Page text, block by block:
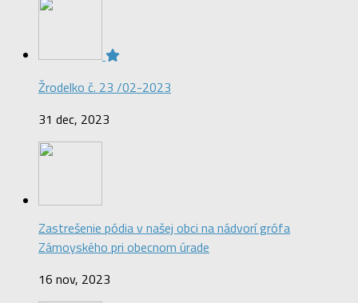
Žrodelko č. 23 /02-2023
31 dec, 2023
Zastrešenie pódia v našej obci na nádvorí grófa
Zámoyského pri obecnom úrade
16 nov, 2023